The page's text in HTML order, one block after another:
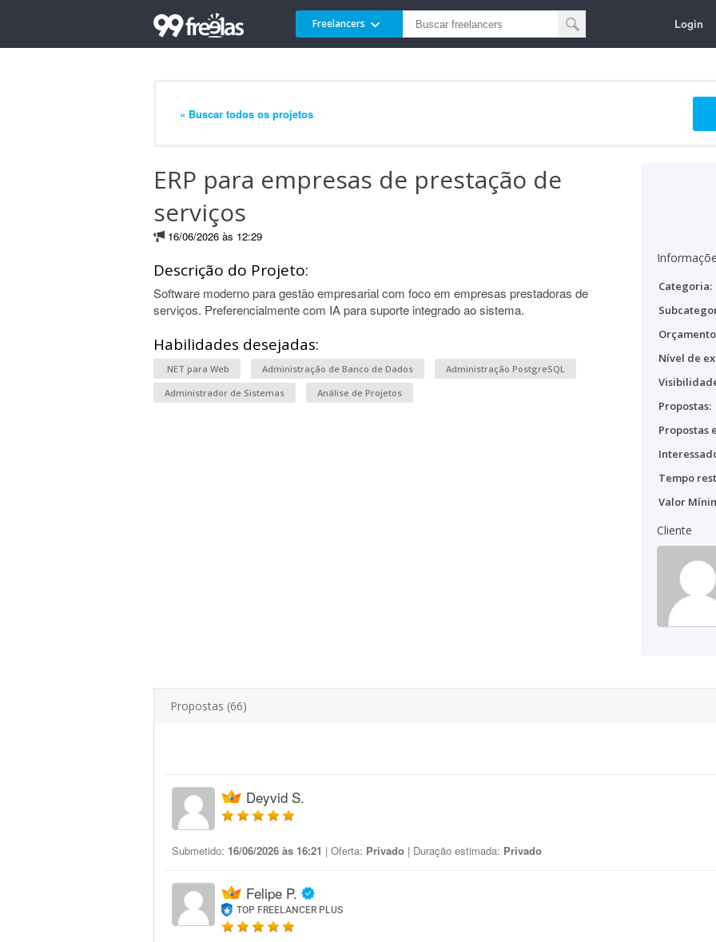
Freelancers Login
« Buscar todos os projetos
ERP para empresas de prestação de
serviços
16/06/2026 às 12:29
Descrição do Projeto:
Software moderno para gestão empresarial com foco em empresas prestadoras de
serviços. Preferencialmente com IA para suporte integrado ao sistema.
Habilidades desejadas:
.NET para Web Administração de Banco de Dados
Administração PostgreSQL
Administrador de Sistemas
Análise de Projetos
Categoria:
Nível de
Propostas:
Propostas
Tempo
Valor
Cliente
Propostas (66)
Deyvid S.
Submetido: 16/06/2026 às 16:21 | Oferta: Privado | Duração estimada: Privado
Felipe P.
TOP FREELANCER PLUS